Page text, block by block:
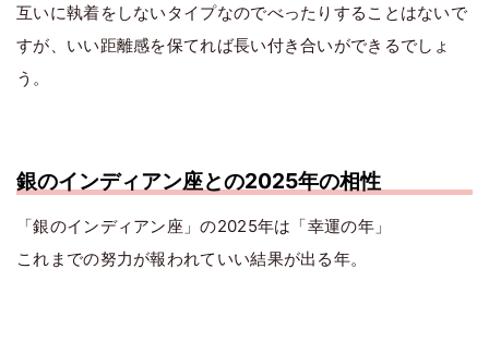
互いに執着をしないタイプなのでべったりすることはないで
すが、いい距離感を保てれば長い付き合いができるでしょ
う。
銀のインディアン座との2025年の相性
「銀のインディアン座」の2025年は「幸運の年」
これまでの努力が報われていい結果が出る年。